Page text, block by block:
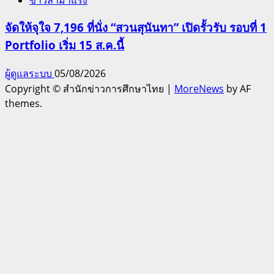
จัดให้จุใจ 7,196 ที่นั่ง “สวนสุนันทา” เปิดรั้วรับ รอบที่ 1
Portfolio เริ่ม 15 ส.ค.นี้
ผู้ดูแลระบบ 05/08/2026
Copyright © สำนักข่าวการศึกษาไทย | MoreNews by AF
themes.